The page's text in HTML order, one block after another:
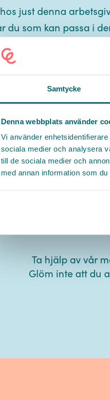
Samtycke
Denna webbplats använder
Vi använder
sociala medier och analysera
till de sociala medier och
med annan information som
just denna
du som kan passa i
och erfarenheter
just dig? Håll dig till
för just det
och fått ihop ditt
komma på
Ta hjälp av vår
Glöm inte att du